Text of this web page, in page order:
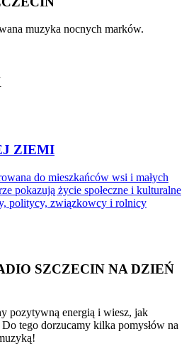
muzyka nocnych marków.
ZIEMI
do mieszkańców wsi i małych
pokazują życie społeczne i kulturalne
politycy, związkowcy i rolnicy
SZCZECIN NA DZIEŃ
pozytywną energią i wiesz, jak
tego dorzucamy kilka pomysłów na